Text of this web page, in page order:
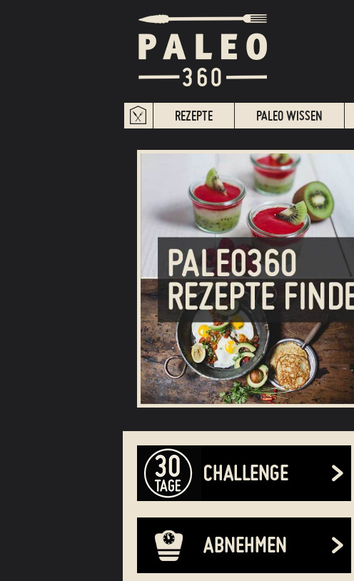
REZEPTE PALEO WISSEN